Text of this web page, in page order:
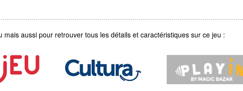
aussi pour retrouver tous les détails et caractéristiques sur ce jeu :